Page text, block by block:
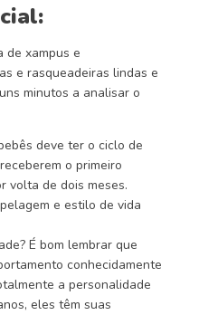
de xampus e
e rasqueadeiras lindas e
minutos a analisar o
deve ter o ciclo de
o primeiro
volta de dois meses.
e estilo de vida
É bom lembrar que
conhecidamente
a personalidade
eles têm suas